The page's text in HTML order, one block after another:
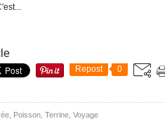
Repost 0
Poisson Terrine Voyage